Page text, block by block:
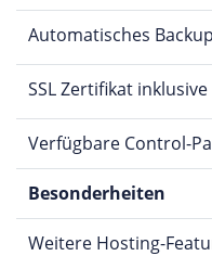
Automatisches Backup
SSL Zertifikat inklusive
Verfügbare Control-
Besonderheiten
Weitere Hosting-